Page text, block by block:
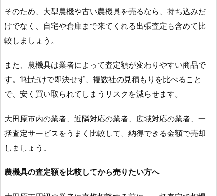
そのため、大型農機や古い農機具を売るなら、持ち込みだ
けでなく、自宅や倉庫まで来てくれる出張査定も含めて比
較しましょう。
また、農機具は業者によって査定額が変わりやすい商品で
す。1社だけで即決せず、複数社の見積もりを比べること
で、安く買い取られてしまうリスクを減らせます。
大田原市内の業者、近隣対応の業者、広域対応の業者、一
括査定サービスをうまく比較して、納得できる金額で売却
しましょう。
農機具の査定額を比較してから売りたい方へ